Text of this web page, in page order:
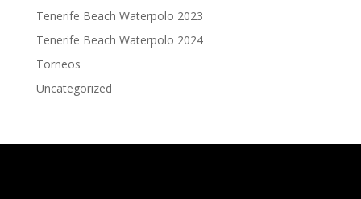
Tenerife Beach Waterpolo 2023
Tenerife Beach Waterpolo 2024
Torneos
Uncategorized